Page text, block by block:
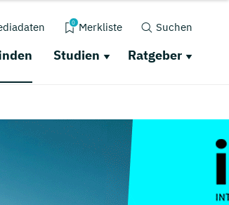
0 Merkliste Suchen
Studien Ratgeber